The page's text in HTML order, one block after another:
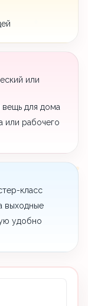
или
вещь для дома
или рабочего
класс
выходные
удобно